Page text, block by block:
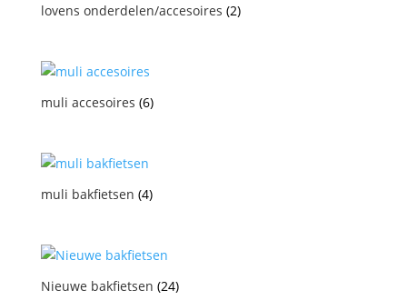
lovens onderdelen/accesoires (2)
muli accesoires (6)
muli bakfietsen (4)
Nieuwe bakfietsen (24)